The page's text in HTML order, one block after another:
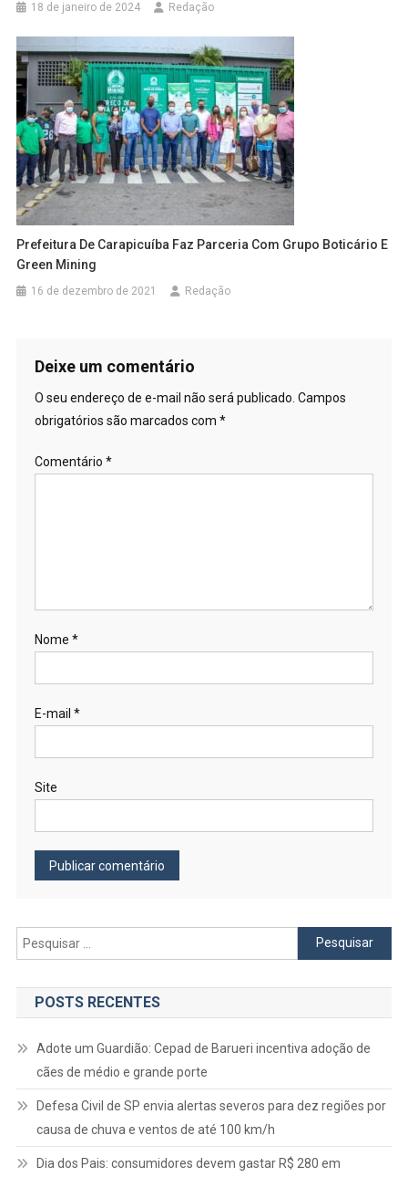
18 de janeiro de 2024 Redação
Prefeitura De Carapicuíba Faz Parceria Com Grupo Boticário E
Green Mining
16 de dezembro de 2021 Redação
Deixe um comentário
O seu endereço de e-mail não será publicado. Campos
obrigatórios são marcados com *
Comentário *
Nome *
E-mail *
Site
Pesquisar
por:
POSTS RECENTES
Adote um Guardião: Cepad de Barueri incentiva adoção de
cães de médio e grande porte
Defesa Civil de SP envia alertas severos para dez regiões por
causa de chuva e ventos de até 100 km/h
Dia dos Pais: consumidores devem gastar R$ 280 em